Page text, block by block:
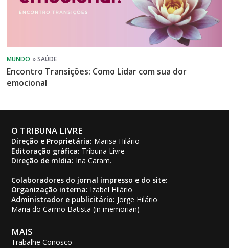
Encontro Transições: Como Lidar com sua dor
emocional
O TRIBUNA LIVRE
Direção e Proprietária: Marisa Hilário
Editoração gráfica: Tribuna Livre
Direção de mídia: Ina Caram.
Colaboradores do jornal impresso e do site:
Organização interna: Izabel Hilário
Administrador e publicitário: Jorge Hilário
Maria do Carmo Batista (in memorian)
MAIS
Trabalhe Conosco